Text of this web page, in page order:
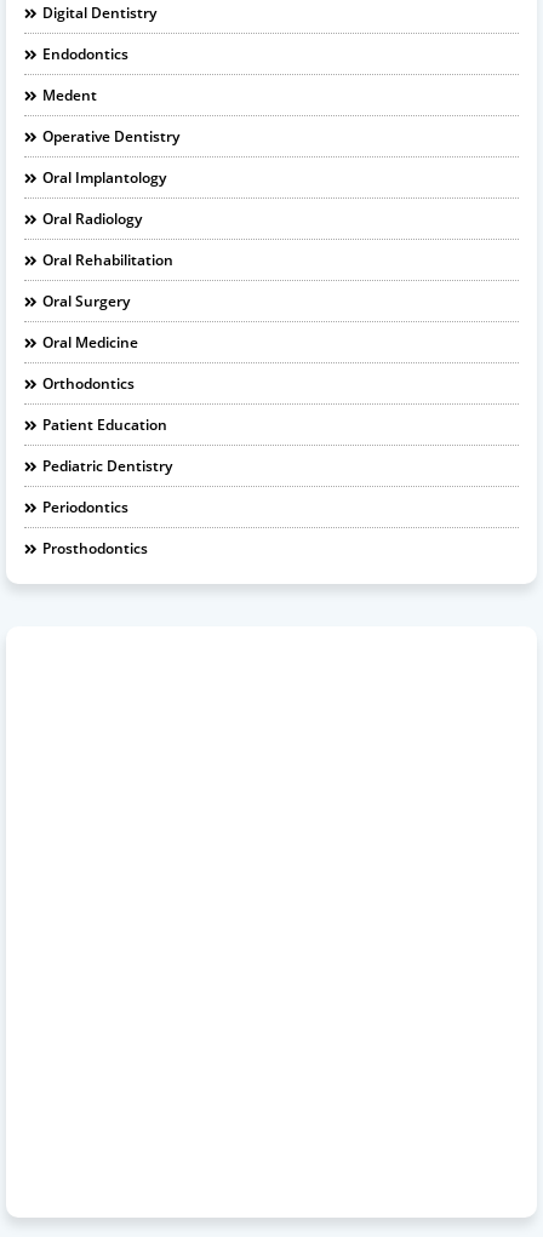
Digital Dentistry
Endodontics
Medent
Operative Dentistry
Oral Implantology
Oral Radiology
Oral Rehabilitation
Oral Surgery
Oral Medicine
Orthodontics
Patient Education
Pediatric Dentistry
Periodontics
Prosthodontics